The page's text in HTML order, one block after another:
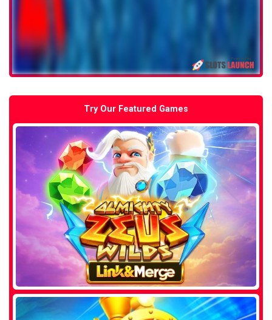
Try Our Featured Games